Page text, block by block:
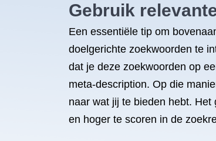
Gebruik
Een essentiële tip om
doelgerichte zoekwoorden te
dat je deze zoekwoorden op
meta-description. Op die
naar wat jij te bieden hebt.
en hoger te scoren in de